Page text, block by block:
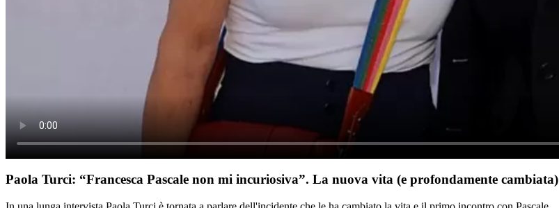
Paola Turci: “Francesca Pascale non mi incuriosiva”. La nuova vita (e profondamente cambiata)